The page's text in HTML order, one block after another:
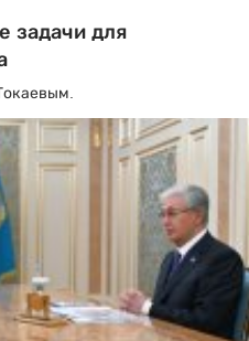
задачи для